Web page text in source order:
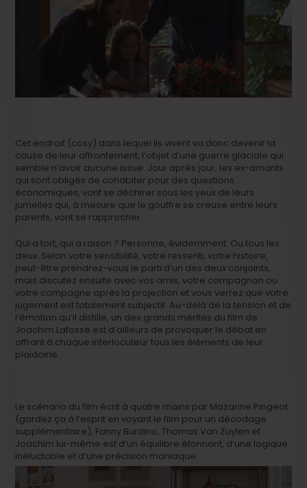
Cet endroit (cosy) dans lequel ils vivent va donc devenir la
cause de leur affrontement, l’objet d’une guerre glaciale qui
semble n’avoir aucune issue. Jour après jour, les ex-amants
qui sont obligés de cohabiter pour des questions…
économiques, vont se déchirer sous les yeux de leurs
jumelles qui, à mesure que le gouffre se creuse entre leurs
parents, vont se rapprocher.
Qui a tort, qui a raison ? Personne, évidemment. Ou tous les
deux. Selon votre sensibilité, votre ressenti, votre histoire,
peut-être prendrez-vous le parti d’un des deux conjoints,
mais discutez ensuite avec vos amis, votre compagnon ou
votre compagne après la projection et vous verrez que votre
jugement est totalement subjectif. Au-delà de la tension et de
l’émotion qu’il distille, un des grands mérites du film de
Joachim Lafosse est d’ailleurs de provoquer le débat en
offrant à chaque interlocuteur tous les éléments de leur
plaidoirie.
Le scénario du film écrit à quatre mains par Mazarine Pingeot
(gardez ça à l’esprit en voyant le film pour un décodage
supplémentaire), Fanny Burdino, Thomas Van Zuylen et
Joachim lui-même est d’un équilibre étonnant, d’une logique
inéluctable et d’une précision maniaque.